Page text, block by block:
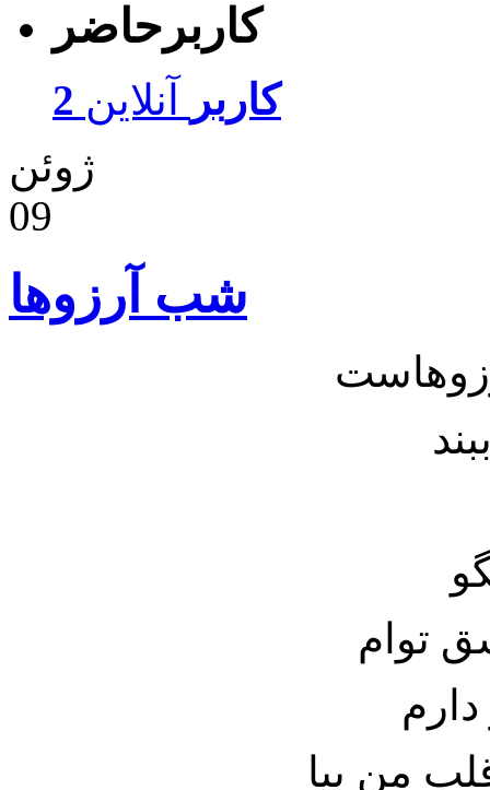
کاربرحاضر
2 کاربر
آنلاین
ژوئن
09
شب آرزوها
توام
دارم